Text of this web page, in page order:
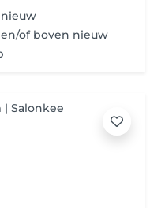
of boven nieuw